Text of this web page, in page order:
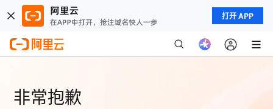
打开 APP
非常抱歉